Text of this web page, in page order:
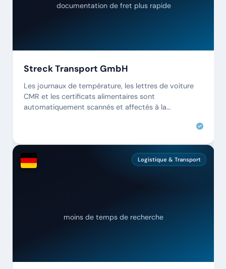
documentation de fret plus rapide
Streck Transport GmbH
Les journaux de température, les lettres de voiture
CMR et les certificats alimentaires sont
automatiquement scannés et affectés à la
Logistique & Transport
moins de temps de recherche